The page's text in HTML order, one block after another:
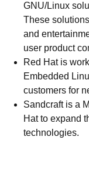
GNU/Linux
These
and
user product
Red Hat is
Embedded
customers for
Sandcraft is a
Hat to expand
technologies.